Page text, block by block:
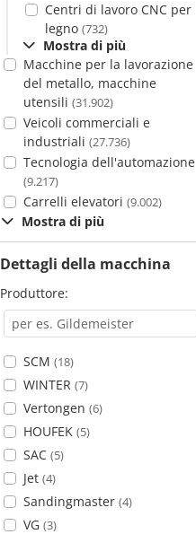
Centri di lavoro CNC per
legno (732)
Mostra di più
Macchine per la lavorazione
del metallo, macchine
utensili (31.902)
Veicoli commerciali e
industriali (27.736)
Tecnologia dell'automazione
(9.217)
Carrelli elevatori (9.002)
Mostra di più
Dettagli della macchina
Produttore:
SCM (18)
WINTER (7)
Vertongen (6)
HOUFEK (5)
SAC (5)
Jet (4)
Sandingmaster (4)
VG (3)